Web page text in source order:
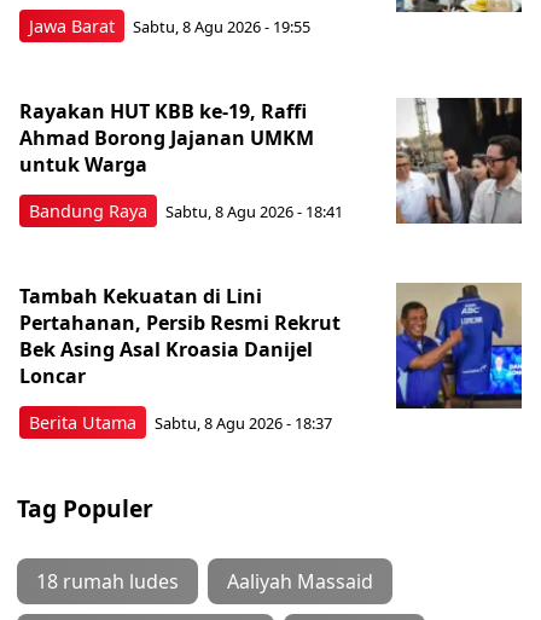
Jawa Barat Sabtu, 8 Agu 2026 - 19:55
Bandung Raya
Rayakan HUT KBB ke-19, Raffi
Ahmad Borong Jajanan UMKM
untuk Warga
Sabtu, 8 Agu 2026 - 18:41
Berita Utama
Tambah Kekuatan di Lini
Pertahanan, Persib Resmi Rekrut
Bek Asing Asal Kroasia Danijel
Loncar
Sabtu, 8 Agu 2026 - 18:37
Tag Populer
18 rumah ludes Aaliyah Massaid